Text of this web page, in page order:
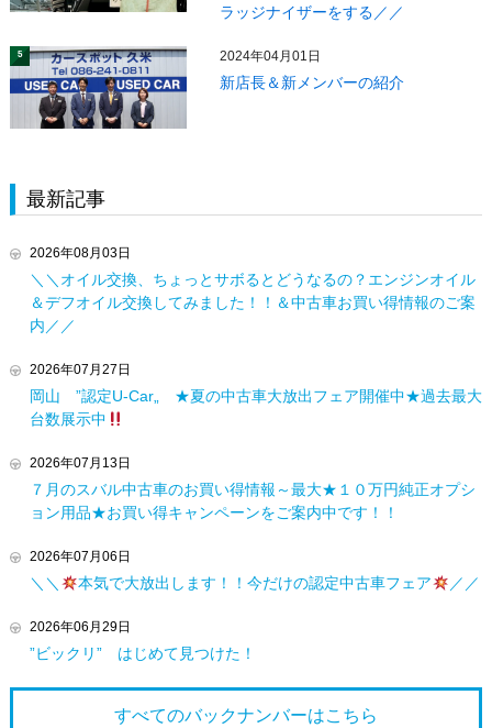
ラッジナイザーをする／／
5 2024年04月01日
新店長＆新メンバーの紹介
最新記事
2026年08月03日
＼＼オイル交換、ちょっとサボるとどうなるの？エンジンオイル
＆デフオイル交換してみました！！＆中古車お買い得情報のご案
内／／
2026年07月27日
岡山 ”認定U-Car„ ★夏の中古車大放出フェア開催中★過去最大
台数展示中
2026年07月13日
７月のスバル中古車のお買い得情報～最大★１０万円純正オプシ
ョン用品★お買い得キャンペーンをご案内中です！！
2026年07月06日
＼＼ 本気で大放出します！！今だけの認定中古車フェア ／／
2026年06月29日
”ビックリ” はじめて見つけた！
すべてのバックナンバーはこちら